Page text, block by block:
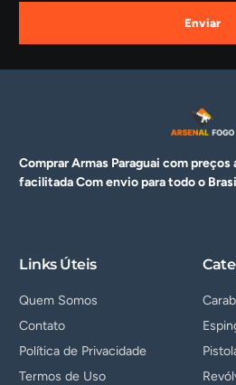
Enviar
Comprar Armas Paraguai com
facilitada Com envio para todo o
Links Úteis
Quem Somos
Contato
Política de Privacidade
Termos de Uso